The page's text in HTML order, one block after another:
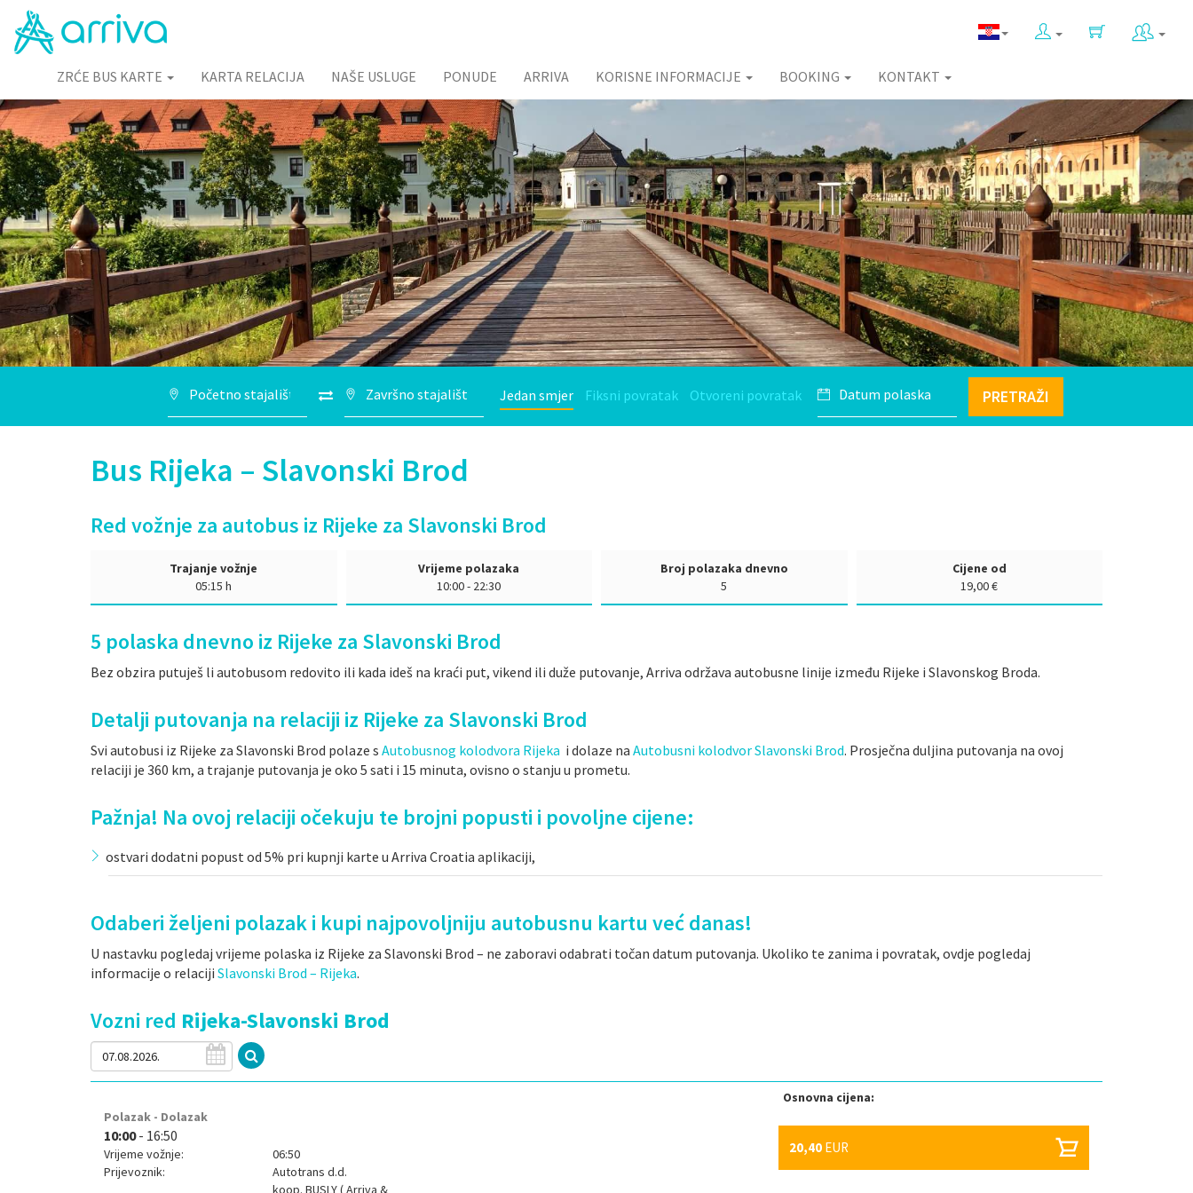
ZRĆE BUS KARTE KARTA RELACIJA NAŠE USLUGE PONUDE ARRIVA KORISNE INFORMACIJE BOOKING KONTAKT
Jedan smjer Fiksni povratak Otvoreni povratak PRETRAŽI
Bus Rijeka – Slavonski Brod
Red vožnje za autobus iz Rijeke za Slavonski Brod
Trajanje vožnje
05:15 h
Vrijeme polazaka
10:00 - 22:30
Broj polazaka dnevno
5
Cijene od
19,00 €
5 polaska dnevno iz Rijeke za Slavonski Brod
Bez obzira putuješ li autobusom redovito ili kada ideš na kraći put, vikend ili duže putovanje, Arriva održava autobusne linije između Rijeke i Slavonskog Broda.
Detalji putovanja na relaciji iz Rijeke za Slavonski Brod
Svi autobusi iz Rijeke za Slavonski Brod polaze s Autobusnog kolodvora Rijeka i dolaze na Autobusni kolodvor Slavonski Brod. Prosječna duljina putovanja na ovoj
relaciji je 360 km, a trajanje putovanja je oko 5 sati i 15 minuta, ovisno o stanju u prometu.
Pažnja! Na ovoj relaciji očekuju te brojni popusti i povoljne cijene:
ostvari dodatni popust od 5% pri kupnji karte u Arriva Croatia aplikaciji,
Odaberi željeni polazak i kupi najpovoljniju autobusnu kartu već danas!
U nastavku pogledaj vrijeme polaska iz Rijeke za Slavonski Brod – ne zaboravi odabrati točan datum putovanja. Ukoliko te zanima i povratak, ovdje pogledaj
informacije o relaciji Slavonski Brod – Rijeka.
Vozni red Rijeka-Slavonski Brod
Osnovna cijena:
Polazak - Dolazak
10:00- 16:50
Vrijeme vožnje:
06:50
Prijevoznik:
Autotrans d.d.
koop. BUSLY ( Arriva &
20,40 EUR